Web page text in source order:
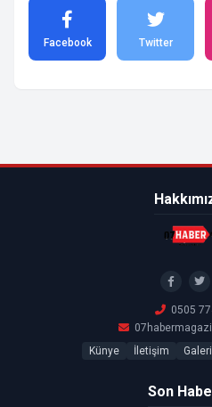
Facebook Twitter
0505
Künye
İletişim Galeri
Son